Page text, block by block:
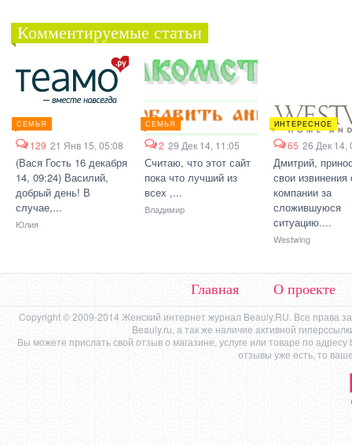
Комментируемые статьи
СЕМЬЯ
129 21 Янв 15, 05:08
(Вася Гость 16 декабря
14, 09:24) Василий,
добрый день! В
случае,...
Юлия
СЕМЬЯ
2 29 Дек 14, 11:05
Считаю, что этот сайт
пока что лучший из
всех ,...
Владимир
ИНТЕРЕСНОЕ
65 26 Дек 14,
Дмитрий,
свои извинения
компании за
сложившуюся
ситуацию....
Westwing
Главная О проекте
Copyright © 2009-2014 Женский интернет журнал Beauly.RU. Все права
Beauly.ru, а так же наличие активной
Вы можете прислать свой отзыв о магазине, услуге или товаре по адресу
отзывы уже есть, то